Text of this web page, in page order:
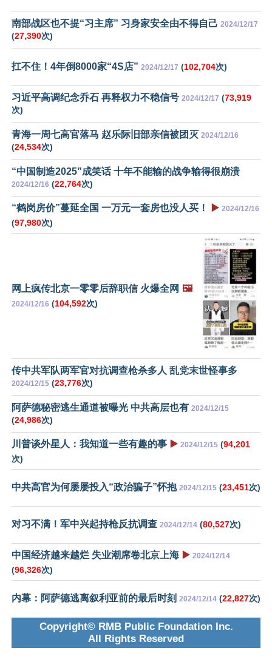
南部战区也不提“习主席” 习身家安全由不得自己 2024/12/17
(27,390次)
扛不住！4年倒8000家“4S店” 2024/12/17 (102,704次)
习近平高调纪念乔石 再释权力不稳信号 2024/12/17 (73,919
次)
青海一周七高官落马 赵乐际旧部亲信被团灭 2024/12/16
(24,534次)
“中国制造2025”成笑话 十年不能输的战争输得很崩溃
2024/12/16 (22,764次)
“鹤岗房价”蔓延全国 一万元一套房也没人买！ ▶️ 2024/12/16
(97,980次)
网上疯传北京一零零后辞职信 火爆全网 🖼️
2024/12/16 (104,592次)
传中共军队两军官对抗调查枪杀多人 乱党末世怪事多
2024/12/15 (23,776次)
阿萨德秘密逃生通道被曝光 中共高层也有 2024/12/15
(24,986次)
川普谈外星人：我知道一些有趣的事 ▶️ 2024/12/15 (94,201
次)
中共高官为何屡屡投入“政治骗子”怀抱 2024/12/15 (23,451次)
对习不满！军中兴起持枪反抗调查 2024/12/14 (80,527次)
中国经济越来越烂 失业潮席卷北京上海 ▶️ 2024/12/14
(96,326次)
内幕：阿萨德逃离叙利亚前的最后时刻 2024/12/14 (22,827次)
Copyright© RMB Public Foundation Inc.
All Rights Reserved